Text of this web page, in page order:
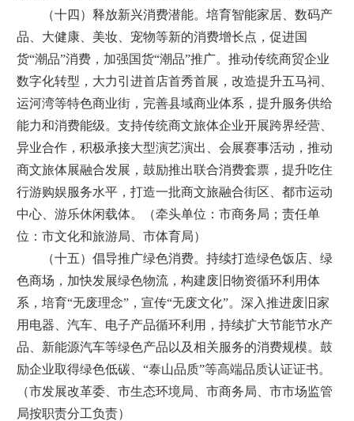
（十四）释放新兴消费潜能。培育智能家居、数码产
品、大健康、美妆、宠物等新的消费增长点，促进国
货“潮品”消费，加强国货“潮品”推广。推动传统商贸企业
数字化转型，大力引进首店首秀首展，改造提升五马祠、
运河湾等特色商业街，完善县域商业体系，提升服务供给
能力和消费能级。支持传统商文旅体企业开展跨界经营、
异业合作，积极承接大型演艺演出、会展赛事活动，推动
商文旅体展融合发展，鼓励推出联合消费套票，提升吃住
行游购娱服务水平，打造一批商文旅融合街区、都市运动
中心、游乐休闲载体。（牵头单位：市商务局；责任单
位：市文化和旅游局、市体育局）
（十五）倡导推广绿色消费。持续打造绿色饭店、绿
色商场，加快发展绿色物流，构建废旧物资循环利用体
系，培育“无废理念”，宣传“无废文化”。深入推进废旧家
用电器、汽车、电子产品循环利用，持续扩大节能节水产
品、新能源汽车等绿色产品以及相关服务的消费规模。鼓
励企业取得绿色低碳、“泰山品质”等高端品质认证证书。
（市发展改革委、市生态环境局、市商务局、市市场监管
局按职责分工负责）